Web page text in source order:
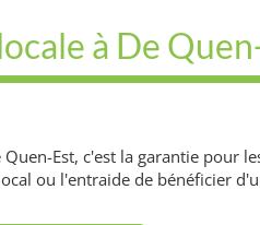
à De
Quen-Est, c'est la garantie
ou l'entraide de bénéficier